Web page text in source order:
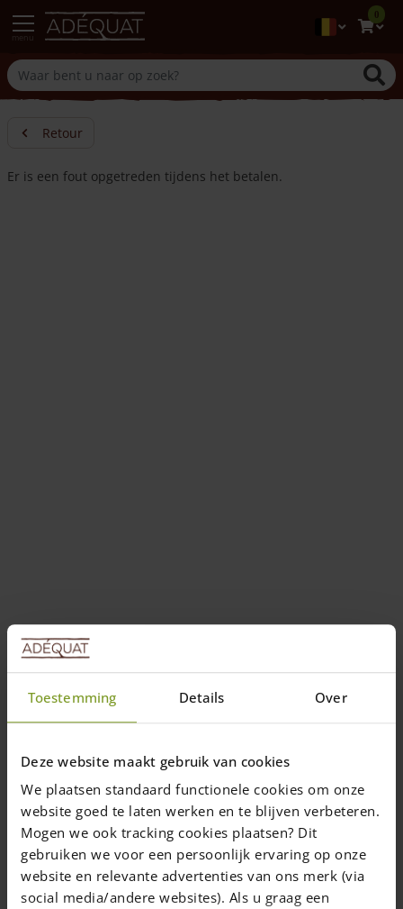
Toestemming Details Over
Deze website maakt gebruik van cookies
We plaatsen standaard functionele cookies om onze
website goed te laten werken en te blijven verbeteren.
Mogen we ook tracking cookies plaatsen? Dit
gebruiken we voor een persoonlijk ervaring op onze
website en relevante advertenties van ons merk (via
social media/andere websites). Als u graag een
0
Retour
Er is een fout opgetreden tijdens het betalen.